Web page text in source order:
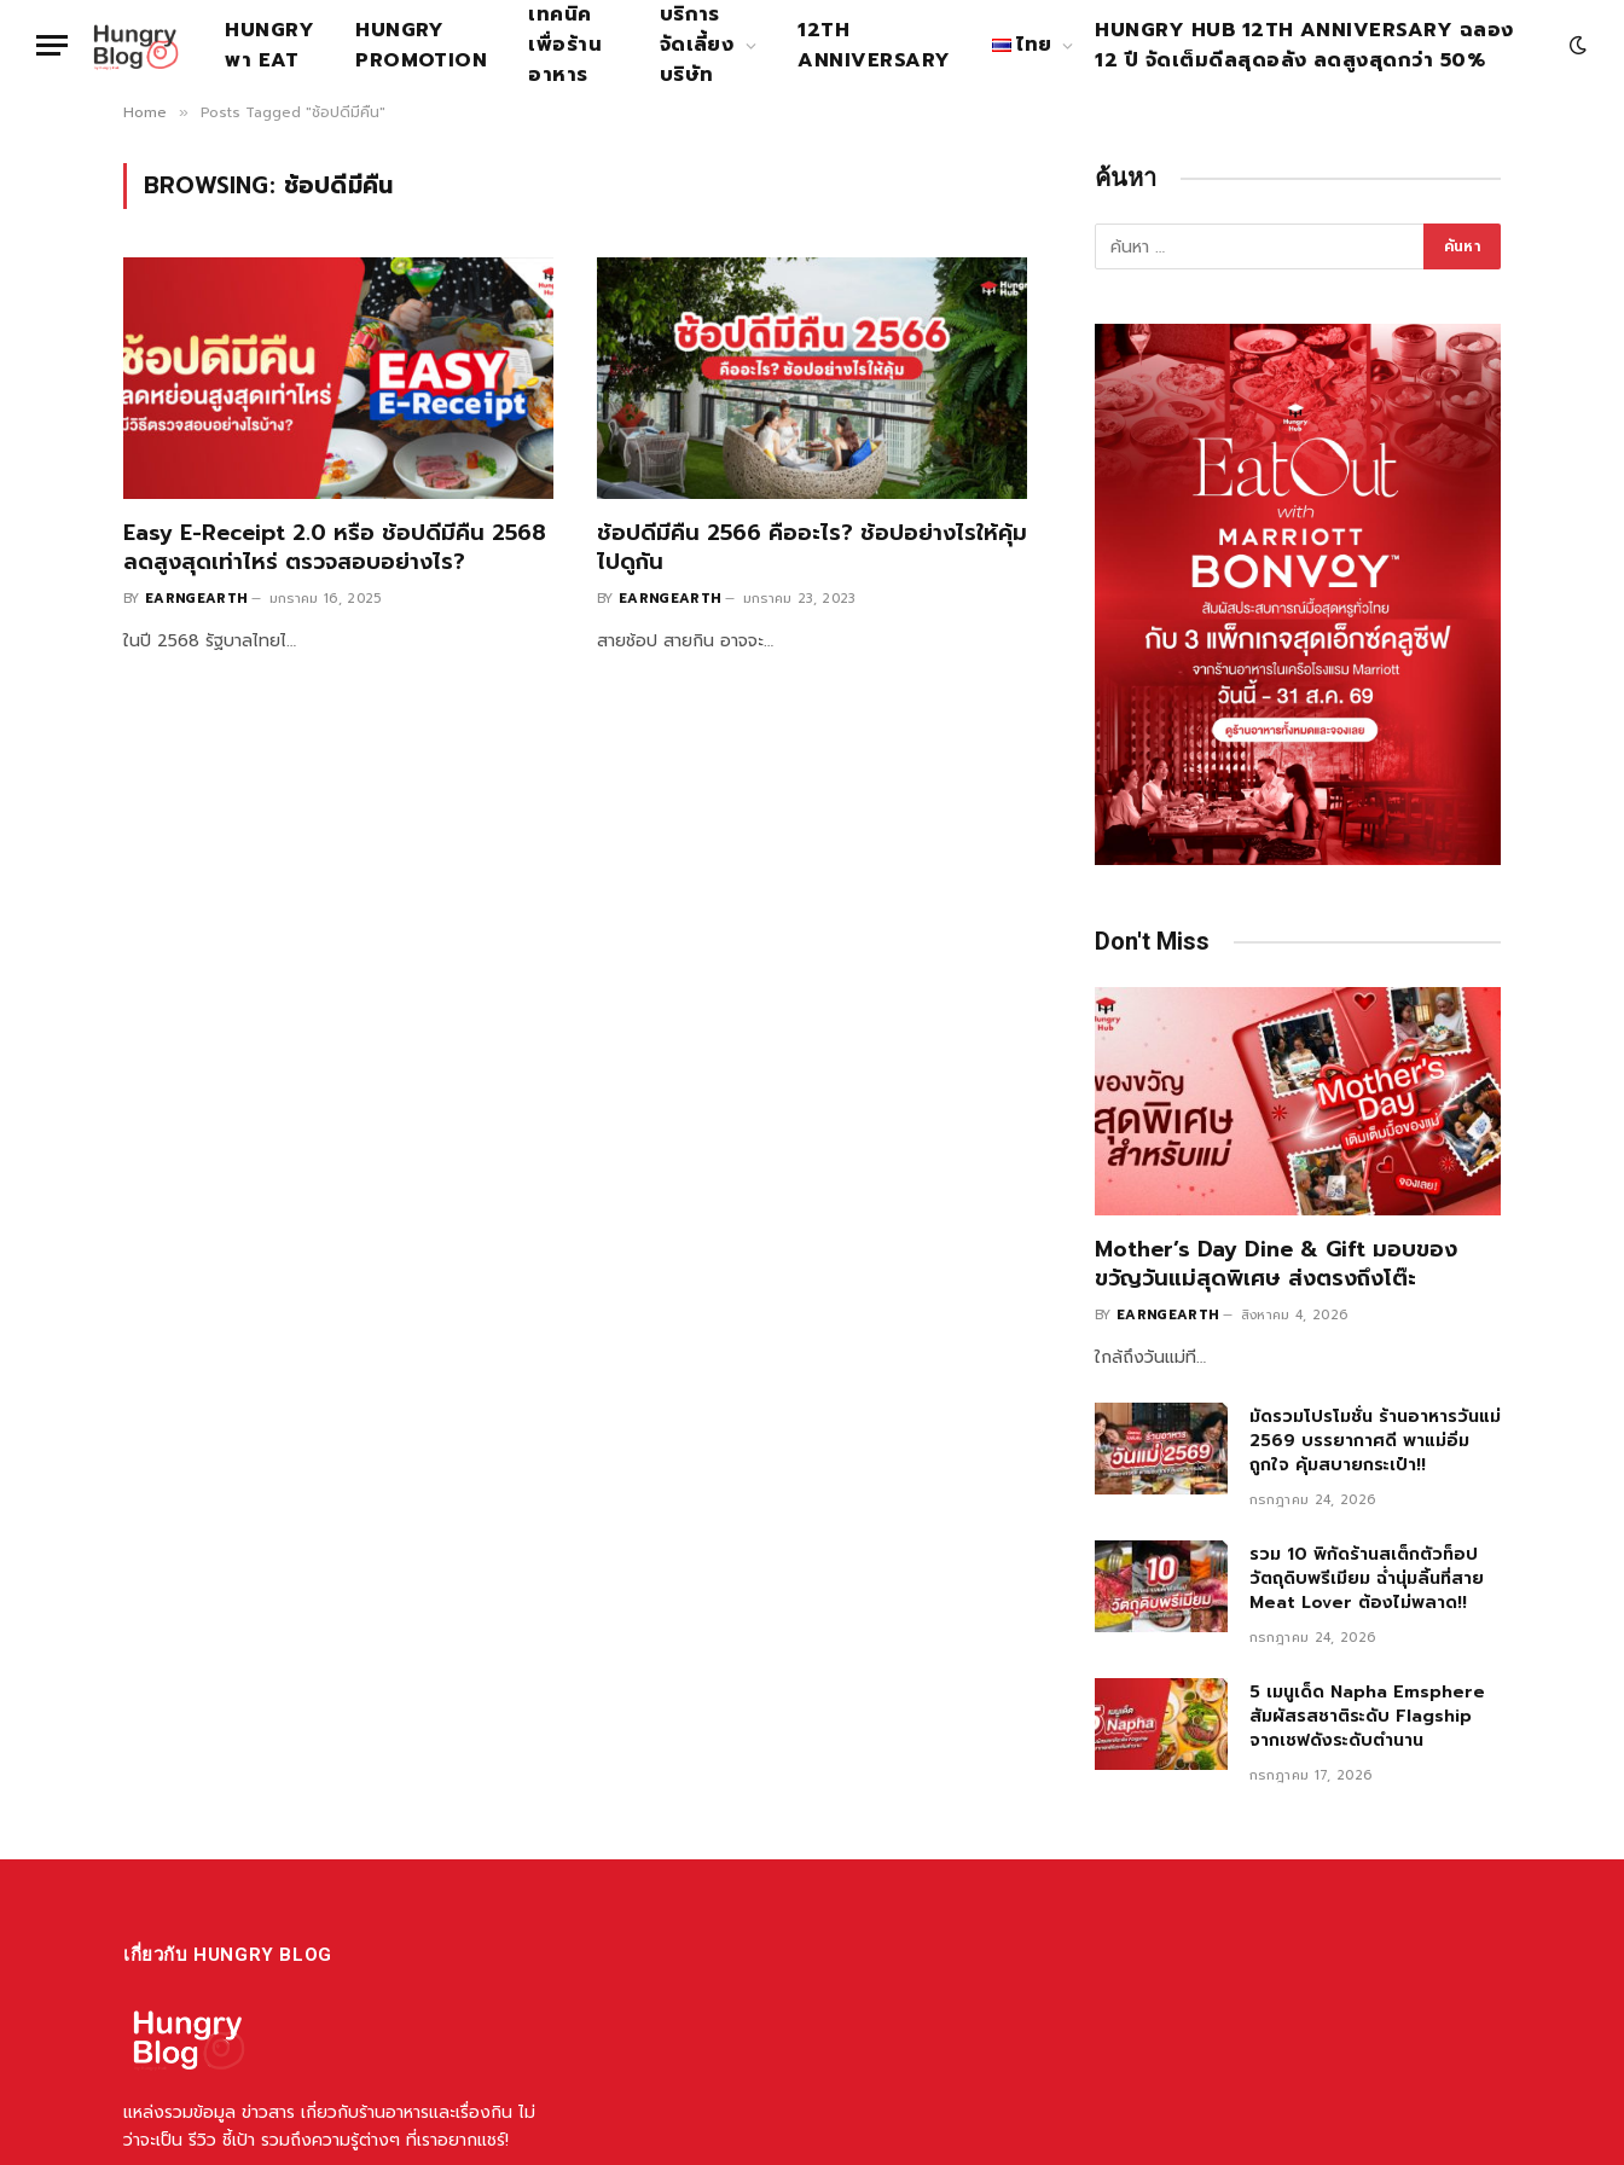
HUNGRY
พา EAT
HUNGRY
PROMOTION
เทคนิค
เพื่อร้าน
อาหาร
บริการ
จัดเลี้ยง
บริษัท
12TH
ANNIVERSARY
ไทย
HUNGRY HUB 12TH ANNIVERSARY ฉลอง
12 ปี จัดเต็มดีลสุดอลัง ลดสูงสุดกว่า 50%
Home » Posts Tagged "ช้อปดีมีคืน"
BROWSING: ช้อปดีมีคืน
Easy E-Receipt 2.0 หรือ ช้อปดีมีคืน 2568
ลดสูงสุดเท่าไหร่ ตรวจสอบอย่างไร?
BY EARNGEARTH มกราคม 16, 2025
ในปี 2568 รัฐบาลไทยไ…
ช้อปดีมีคืน 2566 คืออะไร? ช้อปอย่างไรให้คุ้ม
ไปดูกัน
BY EARNGEARTH มกราคม 23, 2023
สายช้อป สายกิน อาจจะ…
ค้นหา
Don't Miss
Mother’s Day Dine & Gift มอบของ
ขวัญวันแม่สุดพิเศษ ส่งตรงถึงโต๊ะ
BY EARNGEARTH สิงหาคม 4, 2026
ใกล้ถึงวันแม่ที…
มัดรวมโปรโมชั่น ร้านอาหารวันแม่
2569 บรรยากาศดี พาแม่อิ่ม
ถูกใจ คุ้มสบายกระเป๋า!!
กรกฎาคม 24, 2026
รวม 10 พิกัดร้านสเต็กตัวท็อป
วัตถุดิบพรีเมียม ฉ่ำนุ่มลิ้นที่สาย
Meat Lover ต้องไม่พลาด!!
กรกฎาคม 24, 2026
5 เมนูเด็ด Napha Emsphere
สัมผัสรสชาติระดับ Flagship
จากเชฟดังระดับตำนาน
กรกฎาคม 17, 2026
เกี่ยวกับ HUNGRY BLOG
แหล่งรวมข้อมูล ข่าวสาร เกี่ยวกับร้านอาหารและเรื่องกิน ไม่
ว่าจะเป็น รีวิว ชี้เป้า รวมถึงความรู้ต่างๆ ที่เราอยากแชร์!